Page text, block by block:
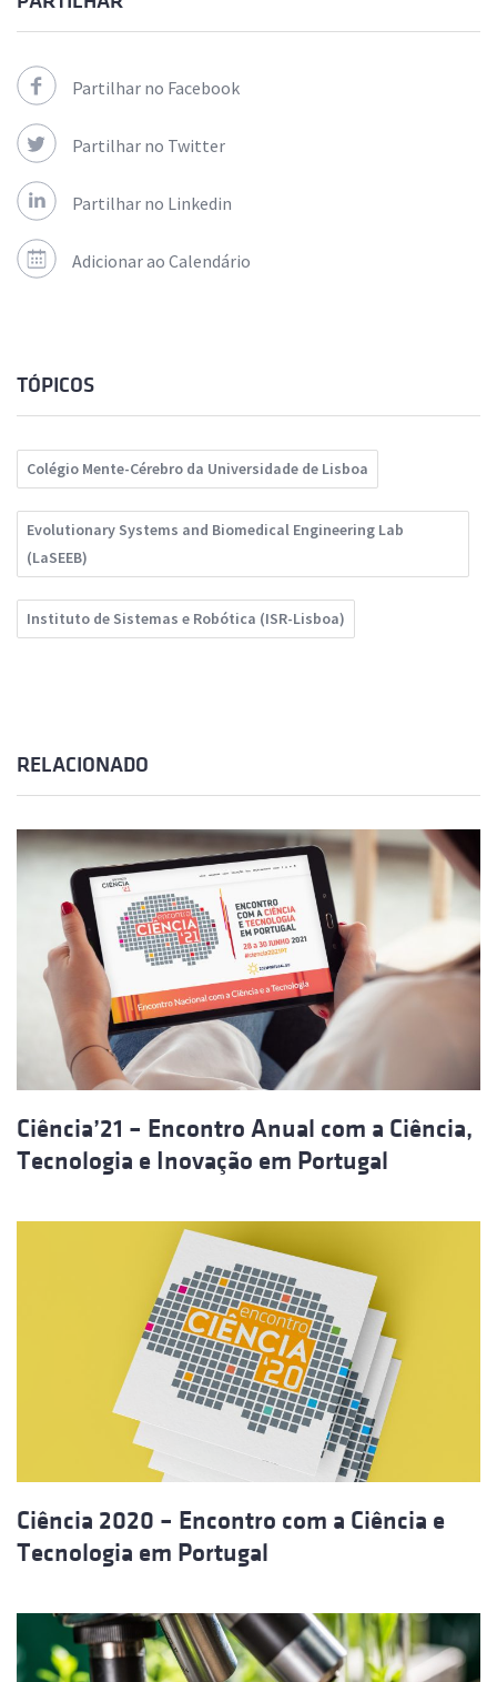
Partilhar no Facebook
Partilhar no Twitter
Partilhar no Linkedin
Adicionar ao Calendário
TÓPICOS
Colégio Mente-Cérebro da Universidade de Lisboa
Evolutionary Systems and Biomedical Engineering Lab
(LaSEEB)
Instituto de Sistemas e Robótica (ISR-Lisboa)
RELACIONADO
Ciência’21 – Encontro Anual com a Ciência,
Tecnologia e Inovação em Portugal
Ciência 2020 – Encontro com a Ciência e
Tecnologia em Portugal